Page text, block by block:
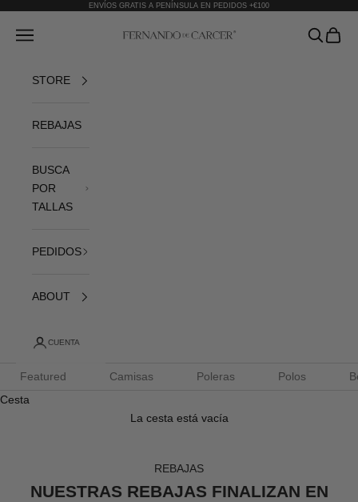
ENVÍOS GRATIS A PENÍNSULA EN PEDIDOS +€100
Fernando de Cárcer
Abrir menú de navegación AbrirAbrir
STORE
REBAJAS
BUSCA
POR
TALLAS
PEDIDOS
ABOUT
CUENTA
Featured Camisas Poleras Polos
Cesta
La cesta está vacía
REBAJAS
NUESTRAS REBAJAS FINALIZAN EN